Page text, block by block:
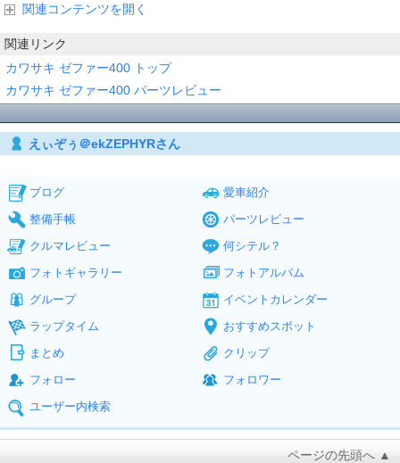
関連コンテンツを開く
関連リンク
カワサキ ゼファー400 トップ
カワサキ ゼファー400 パーツレビュー
えぃぞぅ＠ekZEPHYRさん
ブログ
愛車紹介
整備手帳
パーツレビュー
クルマレビュー
何シテル？
フォトギャラリー
フォトアルバム
グループ
イベントカレンダー
ラップタイム
おすすめスポット
まとめ
クリップ
フォロー
フォロワー
ユーザー内検索
ページの先頭へ ▲